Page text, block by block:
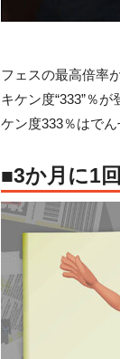
フェスの最高倍率
キケン度“333”％
ケン度333％はで
■3か月に1